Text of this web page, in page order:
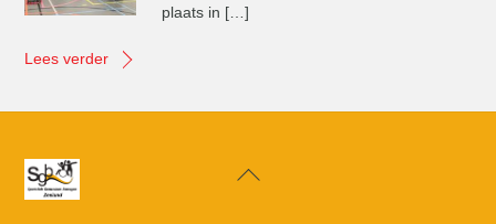
plaats in […]
Lees verder
Back